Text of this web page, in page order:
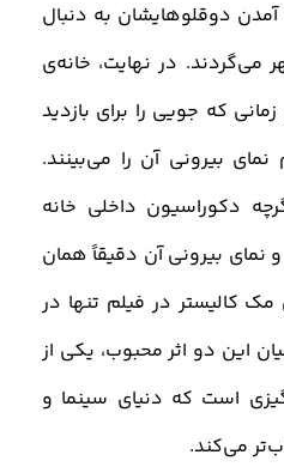
آمدن دوقلوهایشان به دنبال
می‌گردند. در نهایت، خانه‌ی
که جویی را برای بازدید
نمای بیرونی آن را می‌بینند.
دکوراسیون داخلی خانه
نمای بیرونی آن دقیقاً همان
کالیستر در فیلم تنها در
این دو اثر محبوب، یکی از
است که دنیای سینما و
می‌کند.